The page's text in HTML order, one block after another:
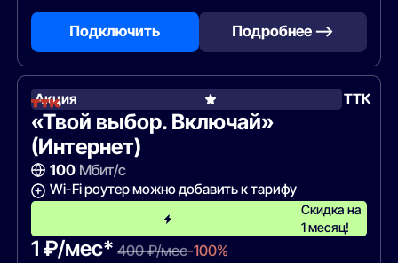
Подключить Подробнее —>
Акция ТТК
«Твой выбор. Включай»
(Интернет)
100Мбит/с
Wi-Fi роутер можно добавить к тарифу
Скидка на
1 месяц!
1 ₽/мес* 400 ₽/мес-100%